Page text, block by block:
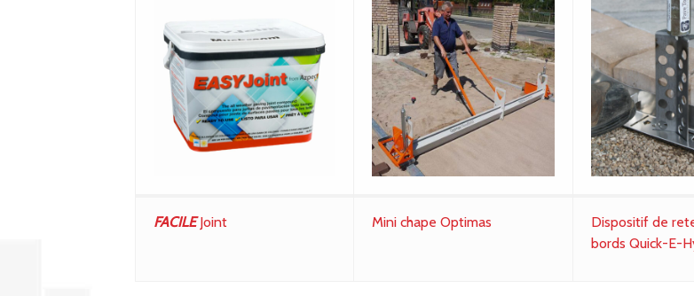
FACILE Joint Mini chape Optimas
Dispositif de
bords Quick-E-